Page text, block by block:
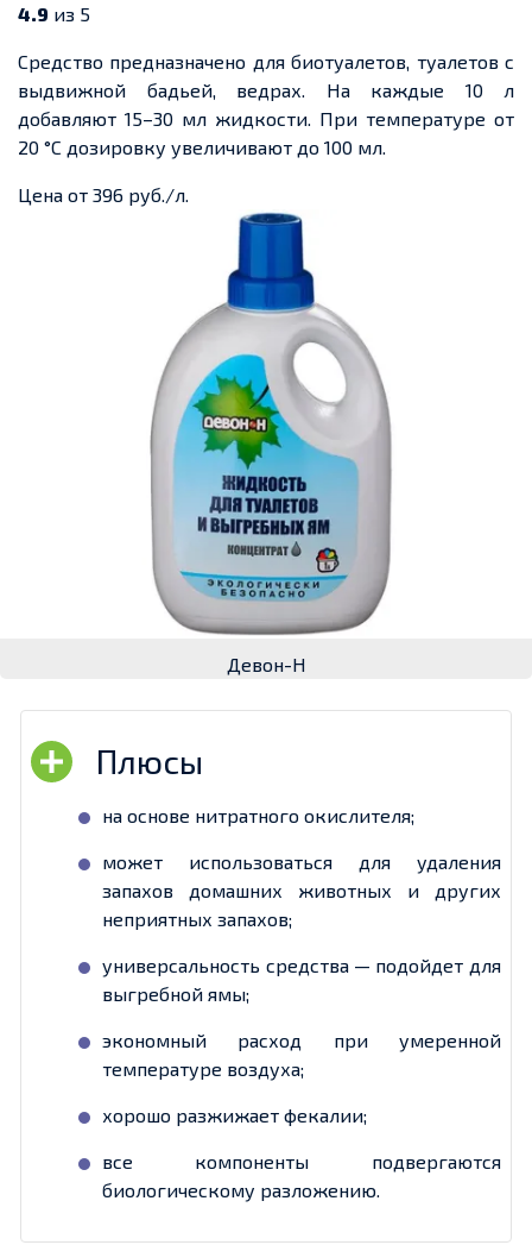
4.9 из 5
Средство предназначено для биотуалетов, туалетов с
выдвижной бадьей, ведрах. На каждые 10 л
добавляют 15–30 мл жидкости. При температуре от
20 °С дозировку увеличивают до 100 мл.
Цена от 396 руб./л.
Девон-Н
на основе нитратного окислителя;
может использоваться для удаления
запахов домашних животных и других
неприятных запахов;
универсальность средства — подойдет для
выгребной ямы;
экономный расход при умеренной
температуре воздуха;
хорошо разжижает фекалии;
все компоненты подвергаются
биологическому разложению.